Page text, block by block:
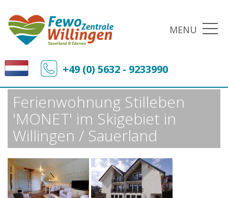
MENU
+49 (0) 5632 - 9233990
Fewo-Zentrale Willingen
Sonderangebote
Ferienwohnung Stilleben 'MONET' im Skigebiet in Willingen / Sauerland
Ferienwohnung Stilleben
'MONET' im Skigebiet in
Willingen / Sauerland